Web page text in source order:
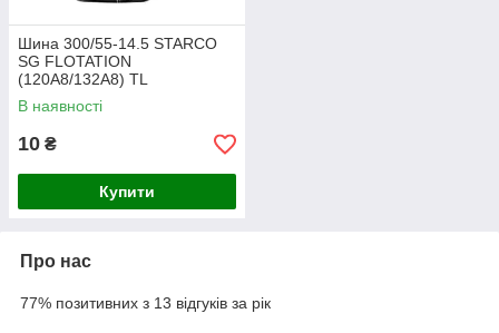
Шина 300/55-14.5 STARCO
SG FLOTATION
(120A8/132A8) TL
В наявності
10 ₴
Купити
Про нас
77% позитивних з 13 відгуків за рік